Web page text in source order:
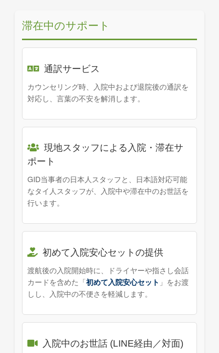
滞在中のサポート
通訳サービス
カウンセリング時、入院中および退院後の通訳を
対応し、言葉の不安を解消します。
現地スタッフによる入院・滞在サ
ポート
GID当事者の日本人スタッフと、日本語対応可能
なタイ人スタッフが、入院中や滞在中のお世話を
行います。
初めて入院安心セットの提供
渡航後の入院開始時に、ドライヤーや指さし会話
カードを含めた「初めて入院安心セット 」をお渡
しし、入院中の不便さを軽減します。
入院中のお世話 (LINE経由／対面)